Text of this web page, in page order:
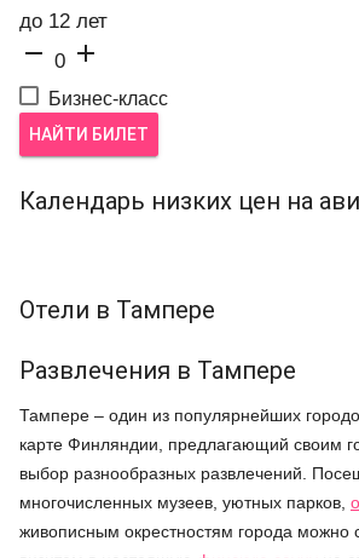
до 12 лет
 0 
Бизнес-класс
НАЙТИ БИЛЕТ
Календарь низких цен на
Отели в Тампере
Развлечения в Тампере
Тампере – один из популярнейших
карте Финляндии, предлагающий своим
выбор разнообразных развлечений.
многочисленных музеев, уютных парков,
живописным окрестностям города можно